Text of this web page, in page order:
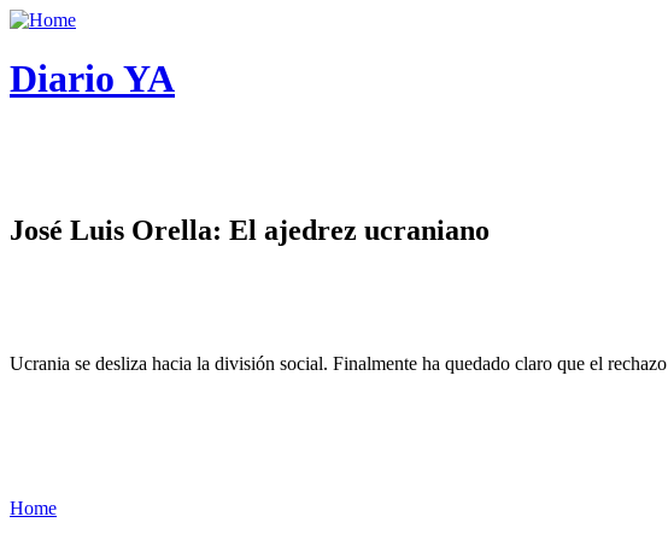
Diario YA
José Luis Orella: El ajedrez ucraniano
Ucrania se desliza hacia la división social. Finalmente ha quedado claro que el
Home